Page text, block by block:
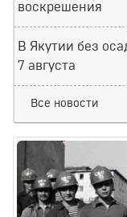
воскрешения
В Якутии без
7 августа
Все новости